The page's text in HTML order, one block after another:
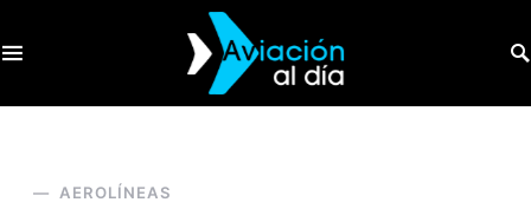
AEROLÍNEAS